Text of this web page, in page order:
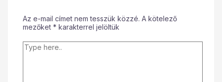
Az e-mail címet nem tesszük közzé. A kötelező
mezőket * karakterrel jelöltük